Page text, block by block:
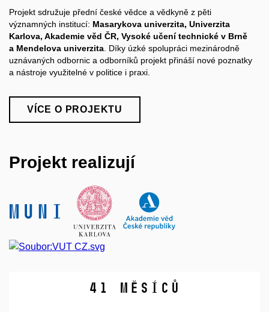
Projekt sdružuje přední české vědce a vědkyně z pěti
významných institucí: Masarykova univerzita, Univerzita
Karlova, Akademie věd ČR, Vysoké učení technické v Brně
a Mendelova univerzita . Díky úzké spolupráci mezinárodně
uznávaných odbornic a odborníků projekt přináší nové poznatky
a nástroje využitelné v politice i praxi.
VÍCE O PROJEKTU
Projekt realizují
44 měsíců